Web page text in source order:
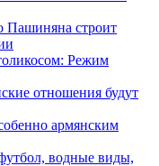
Пашиняна строит
Режим
отношения будут
армянским
водные виды,